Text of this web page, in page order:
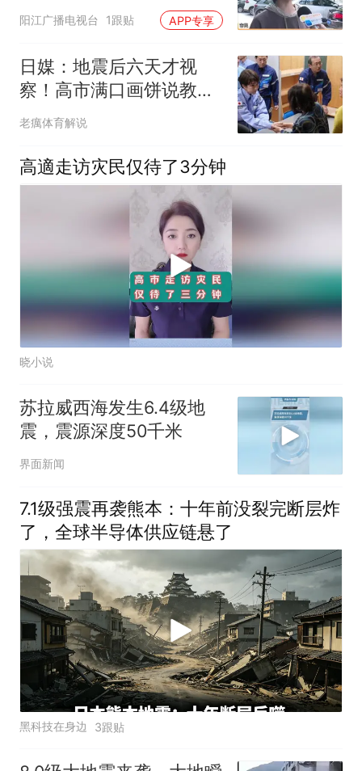
阳江广播电视台 1跟贴 APP专享
日媒：地震后六天才视
察！高市满口画饼说教，
日网友“不再信任”
老癘体育解说
高適走访灾民仅待了3分钟
晓小说
苏拉威西海发生6.4级地
震，震源深度50千米
界面新闻
7.1级强震再袭熊本：十年前没裂完断层炸
了，全球半导体供应链悬了
黑科技在身边 3跟贴